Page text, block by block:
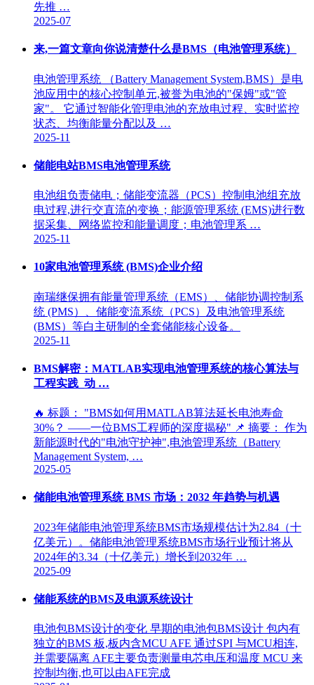
先推 …
2025-07
来,一篇文章向你说清楚什么是BMS（电池管理系统）
电池管理系统 （Battery Management System,BMS）是电
池应用中的核心控制单元,被誉为电池的"保姆"或"管
家"。 它通过智能化管理电池的充放电过程、实时监控
状态、均衡能量分配以及 …
2025-11
储能电站BMS电池管理系统
电池组负责储电；储能变流器（PCS）控制电池组充放
电过程,进行交直流的变换；能源管理系统 (EMS)进行数
据采集、网络监控和能量调度；电池管理系 …
2025-11
10家电池管理系统 (BMS)企业介绍
南瑞继保拥有能量管理系统（EMS）、储能协调控制系
统 (PMS）、储能变流系统（PCS）及电池管理系统
(BMS）等白主研制的全套储能核心设备。
2025-11
BMS解密：MATLAB实现电池管理系统的核心算法与
工程实践_动 …
🔥 标题： "BMS如何用MATLAB算法延长电池寿命
30%？ ——一位BMS工程师的深度揭秘" 📌 摘要： 作为
新能源时代的"电池守护神",电池管理系统（Battery
Management System, …
2025-05
储能电池管理系统 BMS 市场：2032 年趋势与机遇
2023年储能电池管理系统BMS市场规模估计为2.84（十
亿美元）。储能电池管理系统BMS市场行业预计将从
2024年的3.34（十亿美元）增长到2032年 …
2025-09
储能系统的BMS及电源系统设计
电池包BMS设计的变化 早期的电池包BMS设计 包内有
独立的BMS 板,板内含MCU AFE 通过SPI 与MCU相连,
并需要隔离 AFE主要负责测量电芯电压和温度 MCU 来
控制均衡,也可以由AFE完成